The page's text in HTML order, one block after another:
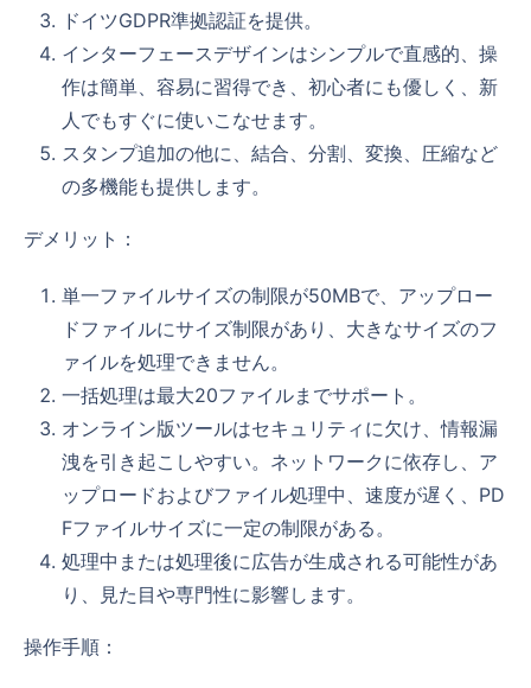
ドイツGDPR準拠認証を提供。
インターフェースデザインはシンプルで直感的、操
作は簡単、容易に習得でき、初心者にも優しく、新
人でもすぐに使いこなせます。
スタンプ追加の他に、結合、分割、変換、圧縮など
の多機能も提供します。
デメリット：
単一ファイルサイズの制限が50MBで、アップロー
ドファイルにサイズ制限があり、大きなサイズのフ
ァイルを処理できません。
一括処理は最大20ファイルまでサポート。
オンライン版ツールはセキュリティに欠け、情報漏
洩を引き起こしやすい。ネットワークに依存し、ア
ップロードおよびファイル処理中、速度が遅く、PD
Fファイルサイズに一定の制限がある。
処理中または処理後に広告が生成される可能性があ
り、見た目や専門性に影響します。
操作手順：